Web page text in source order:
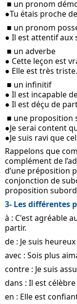
■ un pronom
●Tu étais proche
■ un pronom
● Il est attentif aux
■ un adverbe
● Cette leçon est
● Elle est très triste.
■ un infinitif
● Il est incapable
● Il est déçu de
■ une proposition
●Je serai content
●Je suis ravi que
Rappelons que
complément de
d’une préposition
conjonction de
proposition
3- Les différentes
à : C'est agréable
partir.
de : Je suis
avec : Sois plus
contre : Je suis
dans : Il est
en : Elle est